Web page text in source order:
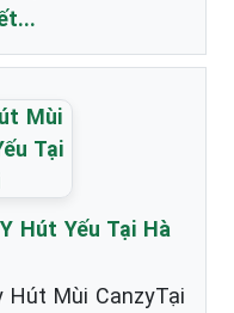
Hút Yếu Tại Hà
Hút Mùi CanzyTại